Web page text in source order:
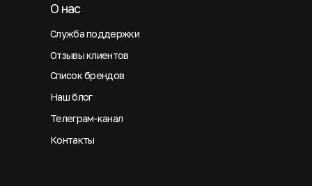
Служба поддержки
О нас
Отзывы клиентов
Список брендов
Наш блог
Телеграм-канал
Контакты